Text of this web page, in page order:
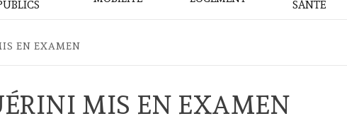
SANTÉ
EN EXAMEN
MIS EN EXAMEN